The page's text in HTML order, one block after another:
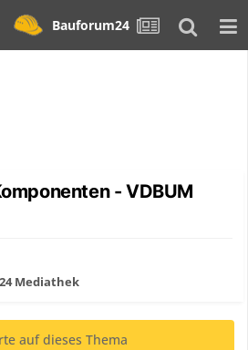
Bauforum24
- VDBUM
Mediathek
auf dieses Thema